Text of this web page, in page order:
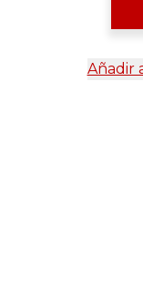
Añadir